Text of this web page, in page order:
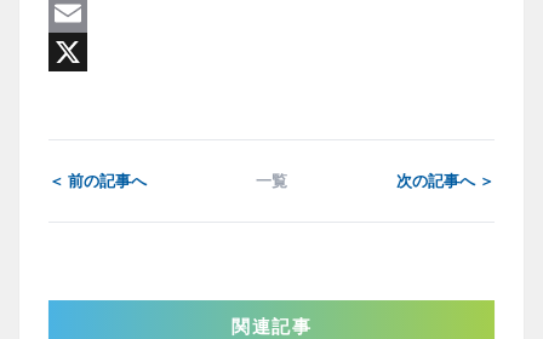
Line
Email
＜ 前の記事へ 一覧 次の記事へ ＞
関連記事